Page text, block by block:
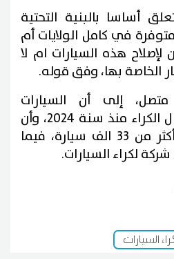
أساسا بالبنية التحتية
في كامل الولايات أم
هذه السيارات ام لا
الخاصة بها، وفق قوله.
إلى أن السيارات
الكهربائية دخلت لمجال الكراء منذ سنة 2024، وأن
هذا القطاع يتضمن أكثر من 33 الف سيارة، فيما
السيارات